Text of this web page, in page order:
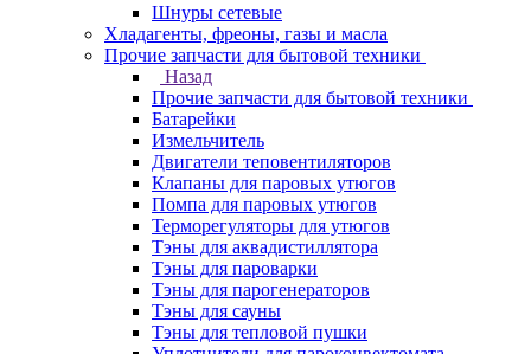
Шнуры сетевые
Хладагенты, фреоны, газы и масла
Прочие запчасти для бытовой техники
Назад
Прочие запчасти для бытовой техники
Батарейки
Измельчитель
Двигатели теповентиляторов
Клапаны для паровых утюгов
Помпа для паровых утюгов
Терморегуляторы для утюгов
Тэны для аквадистиллятора
Тэны для пароварки
Тэны для парогенераторов
Тэны для сауны
Тэны для тепловой пушки